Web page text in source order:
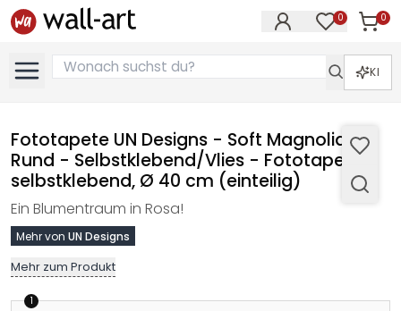
0 0
KI
Fototapete UN Designs - Soft Magnolia -
Rund - Selbstklebend/Vlies - Fototapete
selbstklebend, Ø 40 cm (einteilig)
Ein Blumentraum in Rosa!
Mehr von UN Designs
Mehr zum Produkt
1